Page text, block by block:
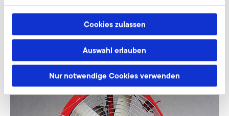
Cookies zulassen
Auswahl erlauben
Nur notwendige Cookies verwenden